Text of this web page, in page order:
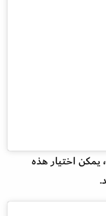
يمكن اختيار هذه